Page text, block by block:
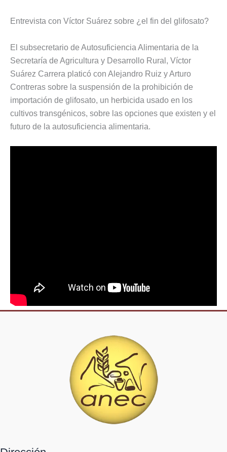
Entrevista con Víctor Suárez sobre ¿el fin del glifosato?
El subsecretario de Autosuficiencia Alimentaria de la
Secretaría de Agricultura y Desarrollo Rural, Víctor
Suárez Carrera platicó con Alejandro Ruiz y Arturo
Contreras sobre la suspensión de la prohibición de
importación de glifosato, un herbicida usado en los
cultivos transgénicos, sobre las opciones que existen y el
futuro de la autosuficiencia alimentaria.